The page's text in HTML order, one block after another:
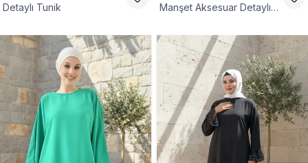
Detaylı Tunik
Manşet Aksesuar Detaylı